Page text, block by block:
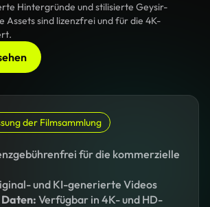
Hintergründe und stilisierte Geysir-
Assets sind lizenzfrei und für die 4K-
der Filmsammlung
für die kommerzielle
und KI-generierte Videos
Daten: Verfügbar in 4K- und HD-